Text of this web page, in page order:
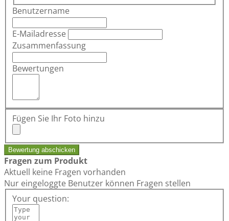
Benutzername
E-Mailadresse
Zusammenfassung
Bewertungen
Fügen Sie Ihr Foto hinzu
Bewertung abschicken
Fragen zum Produkt
Aktuell keine Fragen vorhanden
Nur eingeloggte Benutzer können Fragen stellen
Your question: